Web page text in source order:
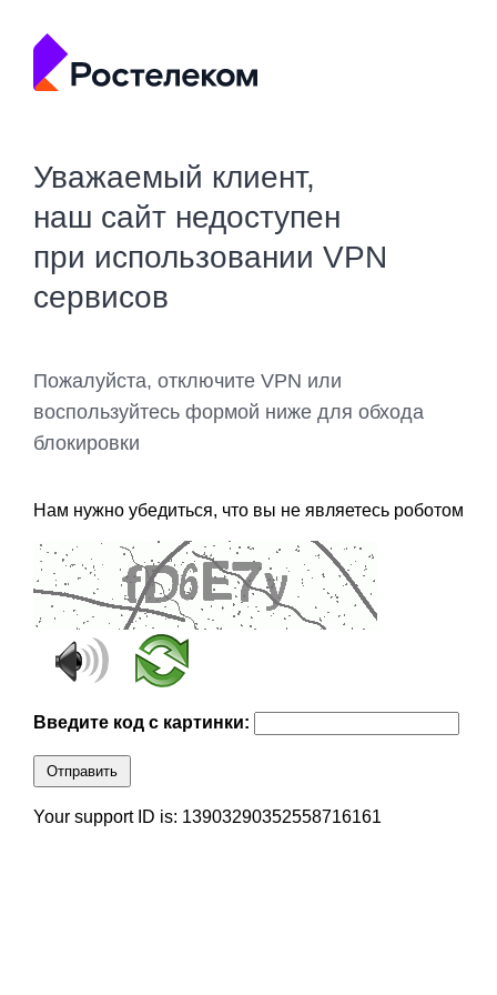
Уважаемый клиент,
наш сайт недоступен
при использовании VPN
сервисов
Пожалуйста, отключите VPN или
воспользуйтесь формой ниже для обхода
блокировки
Нам нужно убедиться, что вы не являетесь роботом
Введите код с картинки:
Отправить
Your support ID is: 13903290352558716161